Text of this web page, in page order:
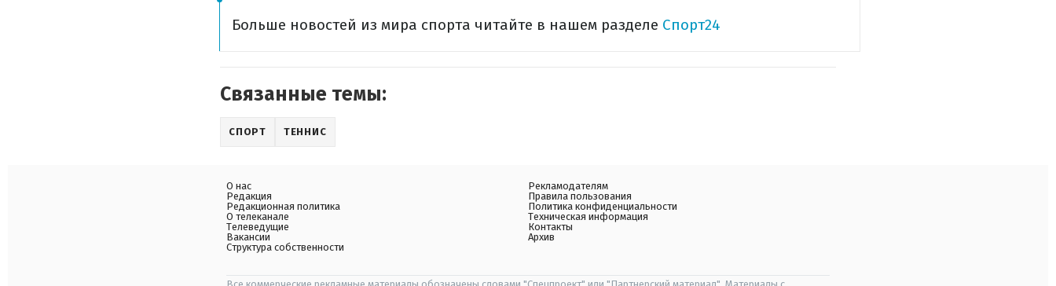
Больше новостей из мира спорта читайте в нашем разделе Спорт24
Связанные темы:
СПОРТ ТЕННИС
О нас
Редакция
Редакционная политика
О телеканале
Телеведущие
Вакансии
Структура собственности
Рекламодателям
Правила пользования
Политика конфиденциальности
Техническая информация
Контакты
Архив